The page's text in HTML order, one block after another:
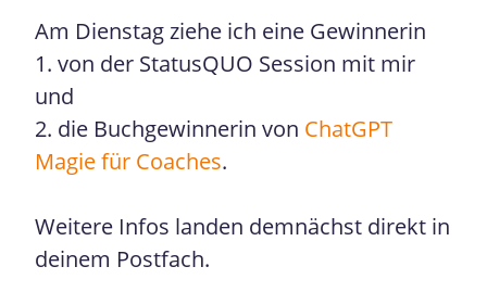
Am Dienstag ziehe ich eine Gewinnerin
1. von der StatusQUO Session mit mir
und
2. die Buchgewinnerin von ChatGPT
Magie für Coaches.
Weitere Infos landen demnächst direkt in
deinem Postfach.